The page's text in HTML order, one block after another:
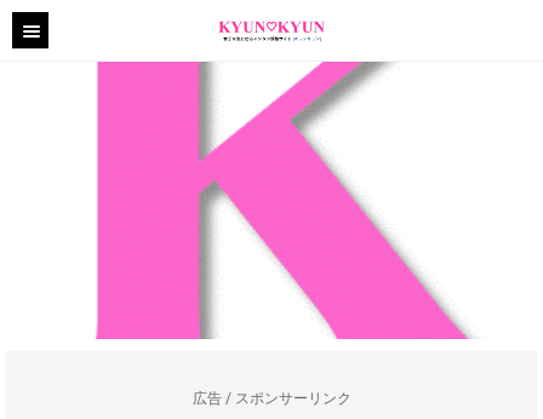
広告 / スポンサーリンク